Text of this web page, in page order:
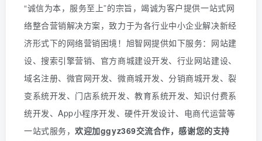
“诚信为本，服务至上”的宗旨，竭诚为客户提供一站式网
络整合营销解决方案，致力于为各行业中小企业解决新经
济形式下的网络营销困境！旭智网提供如下服务：网站建
设、搜索引擎营销、官方商城建设开发、行业网站建设、
域名注册、微官网开发、微商城开发、分销商城开发、裂
变系统开发、门店系统开发、教育系统开发、知识付费系
统开发、App小程序开发、硬件开发设计、电商代运营等
一站式服务，欢迎加ggyz369交流合作，感谢您的支持